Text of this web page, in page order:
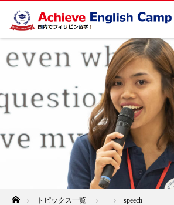
ホームトピックス一覧 speech